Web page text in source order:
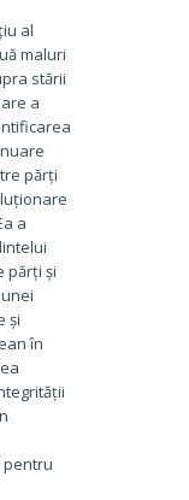
al
maluri
stării
a
părți
a
părți și
și
în
pentru